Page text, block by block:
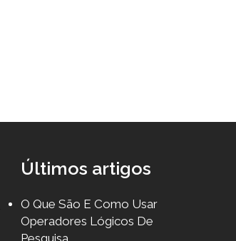
Últimos artigos
O Que São E Como Usar
Operadores Lógicos De
Pesquisa